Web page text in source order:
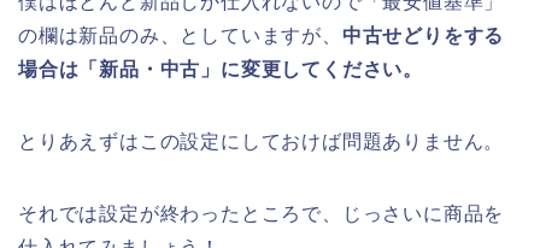
の欄は新品のみ、としていますが、 中古せどりをする
場合は「新品・中古」に変更してください。
とりあえずはこの設定にしておけば問題ありません。
それでは設定が終わったところで、じっさいに商品を